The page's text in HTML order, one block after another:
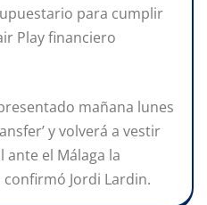
para cumplir
Play financiero
mañana lunes
y volverá a vestir
ante el Málaga la
Jordi Lardin.